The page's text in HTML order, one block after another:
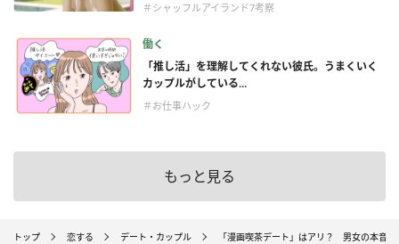
＃シャッフルアイランド7考察
働く
「推し活」を理解してくれない彼氏。うまくいく
カップルがしている...
＃お仕事ハック
もっと見る
トップ 恋する デート・カップル 「漫画喫茶デート」はアリ？ 男女の本音と